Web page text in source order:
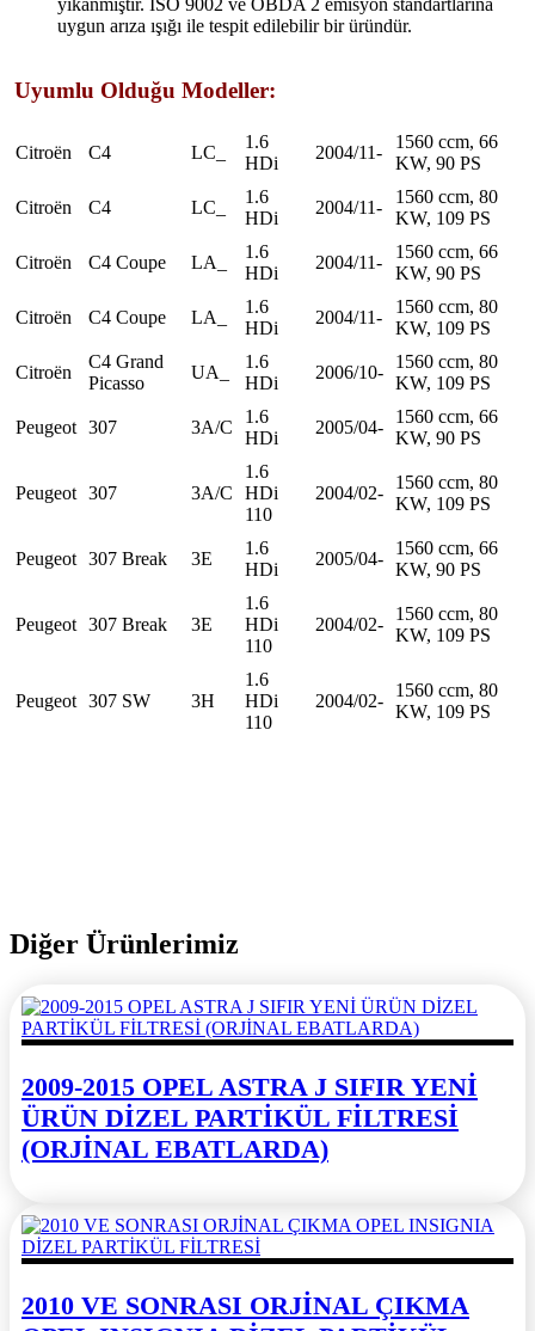
yıkanmıştır. ISO 9002 ve OBDA 2 emisyon standartlarına
uygun arıza ışığı ile tespit edilebilir bir üründür.
Uyumlu Olduğu Modeller:
Citroën C4 LC_
1.6
HDi
2004/11-
1560 ccm, 66
KW, 90 PS
Citroën C4 LC_
1.6
HDi
2004/11-
1560 ccm, 80
KW, 109 PS
Citroën C4 Coupe LA_
1.6
HDi
2004/11-
1560 ccm, 66
KW, 90 PS
Citroën C4 Coupe LA_
1.6
HDi
2004/11-
1560 ccm, 80
KW, 109 PS
Citroën
C4 Grand
Picasso
UA_
1.6
HDi
2006/10-
1560 ccm, 80
KW, 109 PS
Peugeot 307 3A/C
1.6
HDi
2005/04-
1560 ccm, 66
KW, 90 PS
Peugeot 307 3A/C
1.6
HDi
110
2004/02-
1560 ccm, 80
KW, 109 PS
Peugeot 307 Break 3E
1.6
HDi
2005/04-
1560 ccm, 66
KW, 90 PS
Peugeot 307 Break 3E
1.6
HDi
110
2004/02-
1560 ccm, 80
KW, 109 PS
Peugeot 307 SW 3H
1.6
HDi
110
2004/02-
1560 ccm, 80
KW, 109 PS
Diğer Ürünlerimiz
2009-2015 OPEL ASTRA J SIFIR YENİ
ÜRÜN DİZEL PARTİKÜL FİLTRESİ
(ORJİNAL EBATLARDA)
2010 VE SONRASI ORJİNAL ÇIKMA